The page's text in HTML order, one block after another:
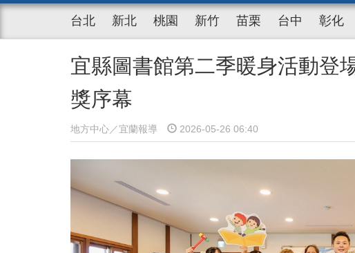
台北 新北 桃園 新竹 苗栗 台中 彰化
宜縣圖書館第二季暖身活動
獎序幕
地方中心／宜蘭報導 2026-05-26 06:40